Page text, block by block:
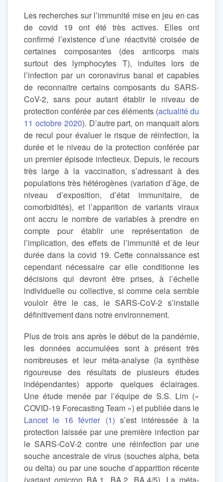
Les recherches sur l’immunité mise en jeu en cas
de covid 19 ont été très actives. Elles ont
confirmé l’existence d’une réactivité croisée de
certaines composantes (des anticorps mais
surtout des lymphocytes T), induites lors de
l’infection par un coronavirus banal et capables
de reconnaitre certains composants du SARS-
CoV-2, sans pour autant établir le niveau de
protection conférée par ces éléments (actualité du
11 octobre 2020). D’autre part, on manquait alors
de recul pour évaluer le risque de réinfection, la
durée et le niveau de la protection conférée par
un premier épisode infectieux. Depuis, le recours
très large à la vaccination, s’adressant à des
populations très hétérogènes (variation d’âge, de
niveau d’exposition, d’état immunitaire, de
comorbidités), et l’apparition de variants viraux
ont accru le nombre de variables à prendre en
compte pour établir une représentation de
l’implication, des effets de l’immunité et de leur
durée dans la covid 19. Cette connaissance est
cependant nécessaire car elle conditionne les
décisions qui devront être prises, à l’échelle
individuelle ou collective, si comme cela semble
vouloir être le cas, le SARS-CoV-2 s’installe
définitivement dans notre environnement.
Plus de trois ans après le début de la pandémie,
les données accumulées sont à présent très
nombreuses et leur méta-analyse (la synthèse
rigoureuse des résultats de plusieurs études
indépendantes) apporte quelques éclairages.
Une étude menée par l’équipe de S.S. Lim («
COVID-19 Forecasting Team ») et publiée dans le
Lancet le 16 février (1) s’est intéressée à la
protection laissée par une première infection par
le SARS-CoV-2 contre une réinfection par une
souche ancestrale de virus (souches alpha, beta
ou delta) ou par une souche d’apparition récente